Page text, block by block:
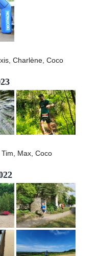
Charlène, Coco
Max, Coco